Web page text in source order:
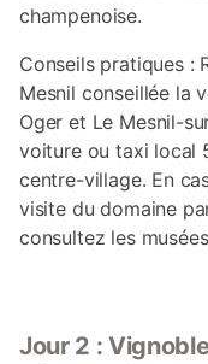
champenoise.
Conseils pratiques :
Mesnil conseillée la
Oger et Le Mesnil-
voiture ou taxi local
centre-village. En
visite du domaine
consultez les
Jour 2 :